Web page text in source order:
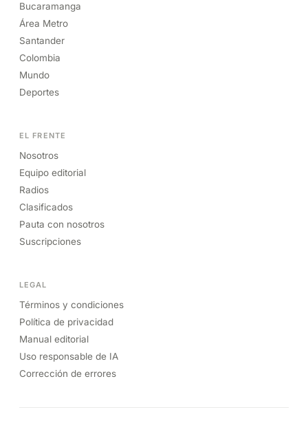
Bucaramanga
Área Metro
Santander
Colombia
Mundo
Deportes
EL FRENTE
Nosotros
Equipo editorial
Radios
Clasificados
Pauta con nosotros
Suscripciones
LEGAL
Términos y condiciones
Política de privacidad
Manual editorial
Uso responsable de IA
Corrección de errores